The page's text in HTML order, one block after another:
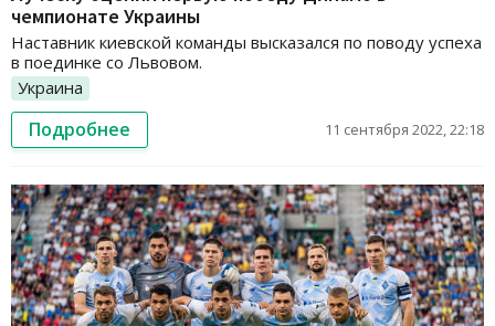
чемпионате Украины
Наставник киевской команды высказался по поводу успеха
в поединке со Львовом.
Украина
Подробнее 11 сентября 2022, 22:18